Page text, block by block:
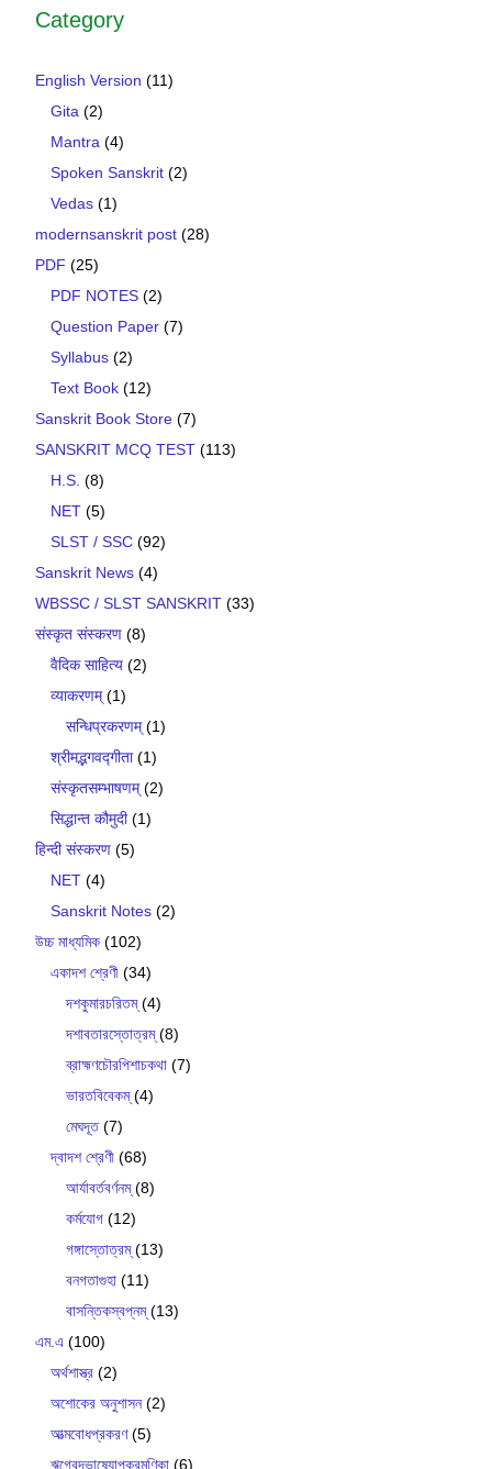
Category
English Version (11)
Gita (2)
Mantra (4)
Spoken Sanskrit (2)
Vedas (1)
modernsanskrit post (28)
PDF (25)
PDF NOTES (2)
Question Paper (7)
Syllabus (2)
Text Book (12)
Sanskrit Book Store (7)
SANSKRIT MCQ TEST (113)
H.S. (8)
NET (5)
SLST / SSC (92)
Sanskrit News (4)
WBSSC / SLST SANSKRIT (33)
संस्कृत संस्करण (8)
वैदिक साहित्य (2)
व्याकरणम्(1)
सन्धिप्रकरणम्(1)
श्रीमद्भगवद्गीता(1)
संस्कृतसम्भाषणम्(2)
सिद्धान्त कौमुदी(1)
हिन्दी संस्करण (5)
NET (4)
Sanskrit Notes (2)
উচ্চ মাধ্যমিক (102)
একাদশ শ্রেণী (34)
দশকুমারচরিতম্(4)
দশাবতারস্তোত্রম্(8)
ব্রাহ্মণচৌরপিশাচকথা (7)
ভারতবিবেকম্(4)
মেঘদূত(7)
দ্বাদশ শ্রেণী (68)
আর্যাবর্তবর্ণনম্(8)
কর্মযোগ (12)
গঙ্গাস্তোত্রম্(13)
বনগতাগুহা (11)
বাসন্তিকস্বপ্নম্(13)
এম.এ (100)
অর্থশাস্ত্র (2)
অশোকের অনুশাসন(2)
আত্মবোধপ্রকরণ(5)
ঋগ্বেদভাষ‍্যোপক্রমণিকা (6)